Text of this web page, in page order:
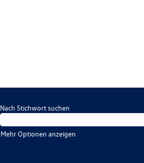
Nach Stichwort suchen
Mehr Optionen anzeigen